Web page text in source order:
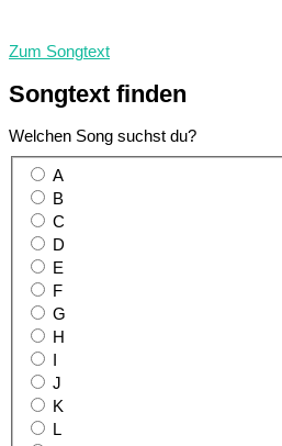
Zum Songtext
Songtext finden
Welchen Song suchst du?
A
B
C
D
E
F
G
H
J
K
L